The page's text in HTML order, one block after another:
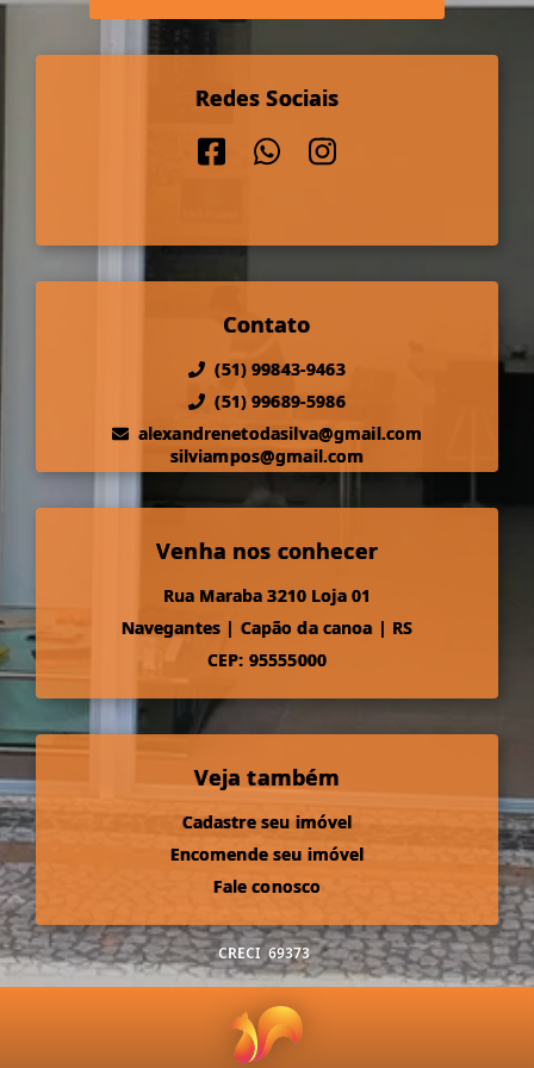
Redes Sociais
Contato
(51) 99843-9463
(51) 99689-5986
alexandrenetodasilva@gmail.com
silviampos@gmail.com
Venha nos conhecer
Rua Maraba 3210 Loja 01
Navegantes | Capão da canoa | RS
CEP: 95555000
Veja também
Cadastre seu imóvel
Encomende seu imóvel
Fale conosco
CRECI 69373